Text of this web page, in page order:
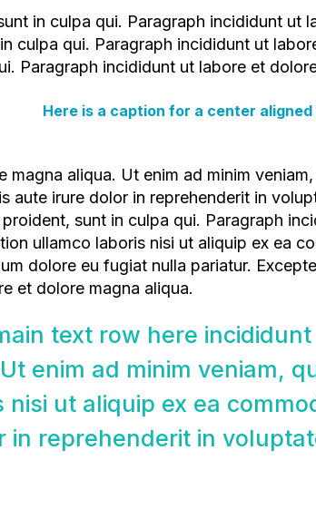
culpa qui. Paragraph incididunt ut
Paragraph incididunt ut labore et
Here is a caption for a center aligned
aute irure dolor in reprehenderit in
sunt in culpa qui. Paragraph
ullamco laboris nisi ut aliquip ex ea
dolore eu fugiat nulla pariatur.
et dolore magna aliqua.
enim ad minim veniam,
nisi ut aliquip ex ea
in reprehenderit in